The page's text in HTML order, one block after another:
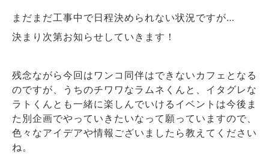
まだまだ工事中で日程決められない状況ですが…
決まり次第お知らせしていきます！
残念ながら今回はワンコ同伴はできないカフェとなる
のですが、うちのチワワなラムネくんと、イタグレな
ラトくんとも一緒に楽しんでいけるイベントは今後ま
た別企画でやっていきたいなって願っていますので、
色々なアイデアや情報ございましたら教えてください
ね。